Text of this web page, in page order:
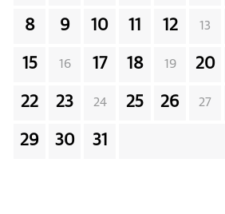
8 9 10 11 12 13
15 16 17 18 19 20
22 23 24 25 26 27
29 30 31